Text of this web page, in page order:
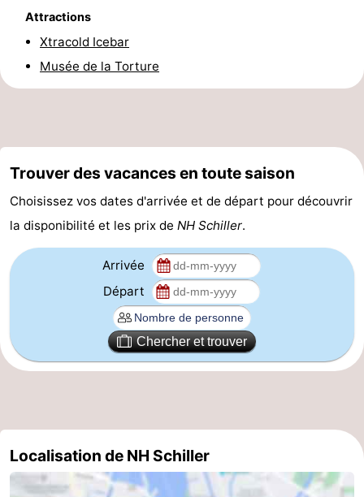
Marchés
Grands
Magasins
Faire
du
Événements
Coffeeshops
Capitale
homosexuelle
Quartier
Ville
le
centre
et
jardins
Parties
Environs
Attractions
Xtracold Icebar
Musée de la Torture
Trouver des vacances en toute saison
Choisissez vos dates d'arrivée et de départ pour découvrir
la disponibilité et les prix de NH Schiller.
Arrivée
Départ
Chercher et trouver
Localisation de NH Schiller